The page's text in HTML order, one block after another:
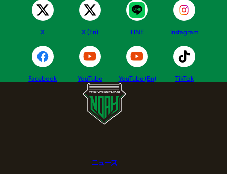
X X (En) LINE Instagram
Facebook YouTube YouTube (En) TikTok
ニュース